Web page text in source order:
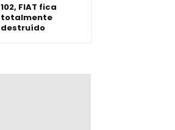
102, FIAT fica
totalmente
destruído